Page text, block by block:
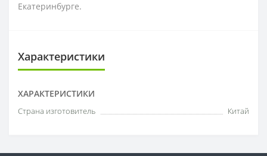
Екатеринбурге.
Характеристики
ХАРАКТЕРИСТИКИ
Страна изготовитель Китай